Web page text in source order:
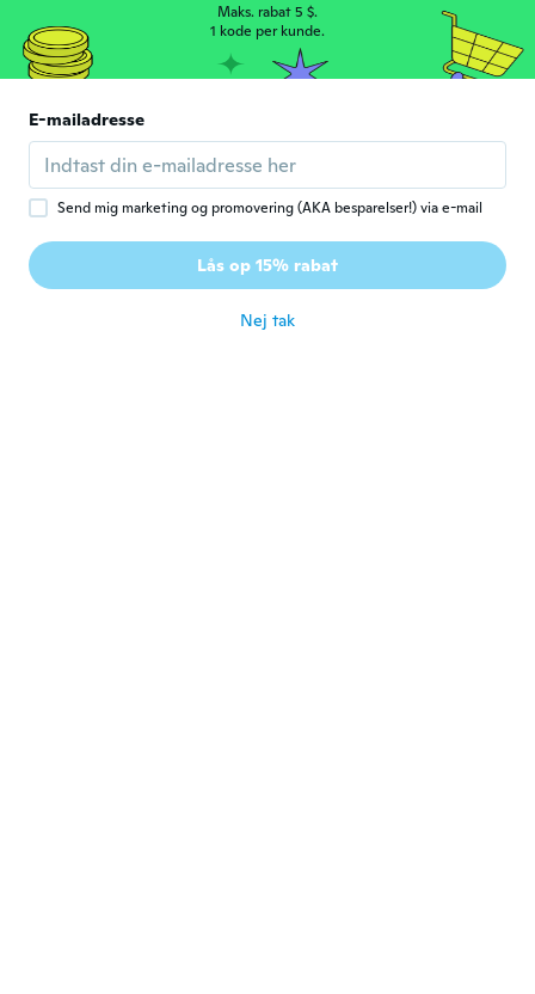
A little heavy but looks beautiful when
B Beth
for ca. 2 år siden
silvano
Tilmeldt 2018 · 126 anmeldelser
Maks. rabat 5 $.
1 kode per kunde.
E-mailadresse
Send mig marketing og promovering (AKA besparelser!) via e-mail
Lås op 15% rabat
Nej tak